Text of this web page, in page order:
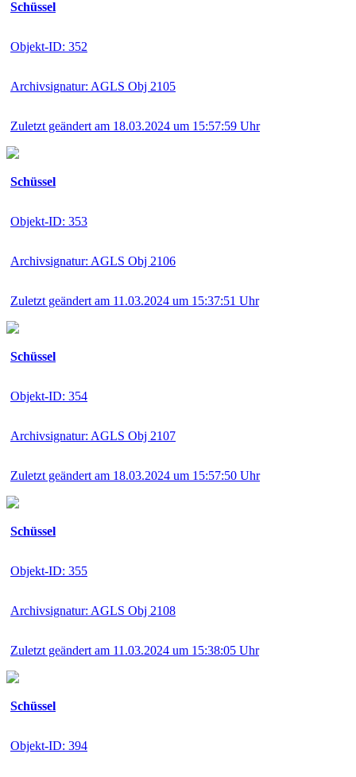
Schüssel
Objekt-ID: 352
Archivsignatur: AGLS Obj 2105
Zuletzt geändert am 18.03.2024 um 15:57:59 Uhr
Schüssel
Objekt-ID: 353
Archivsignatur: AGLS Obj 2106
Zuletzt geändert am 11.03.2024 um 15:37:51 Uhr
Schüssel
Objekt-ID: 354
Archivsignatur: AGLS Obj 2107
Zuletzt geändert am 18.03.2024 um 15:57:50 Uhr
Schüssel
Objekt-ID: 355
Archivsignatur: AGLS Obj 2108
Zuletzt geändert am 11.03.2024 um 15:38:05 Uhr
Schüssel
Objekt-ID: 394